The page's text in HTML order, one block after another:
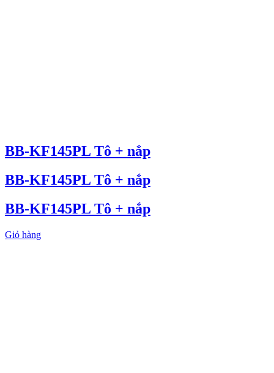
BB-KF145PL Tô + nắp
BB-KF145PL Tô + nắp
BB-KF145PL Tô + nắp
Giỏ hàng